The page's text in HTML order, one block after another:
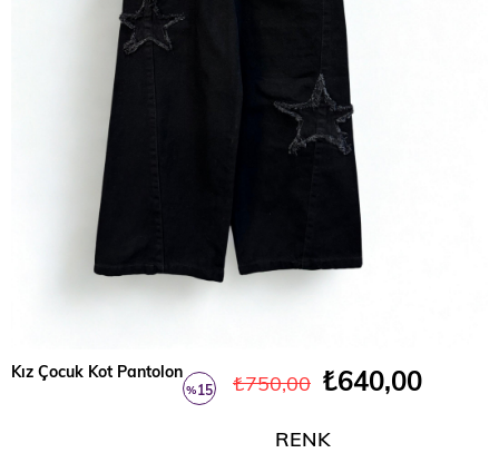
Kız Çocuk Kot Pantolon
%15 ₺750,00 ₺640,00
RENK